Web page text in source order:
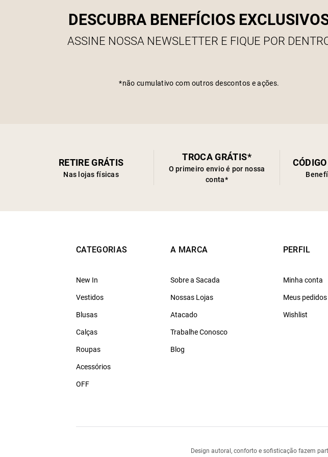
DESCUBRA BENEFÍCIOS
ASSINE NOSSA NEWSLETTER E FIQUE POR
*não cumulativo com outros descontos e ações.
RETIRE GRÁTIS
Nas lojas físicas
TROCA GRÁTIS*
O primeiro envio é por nossa
conta*
CATEGORIAS
New In
Vestidos
Blusas
Calças
Roupas
Acessórios
OFF
A MARCA
Sobre a Sacada
Nossas Lojas
Atacado
Trabalhe Conosco
Blog
PERFIL
Minha conta
Meus pedidos
Wishlist
Design autoral, conforto e sofisticação fazem